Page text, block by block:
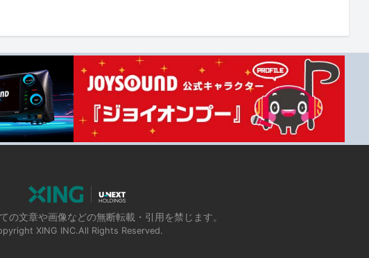
の文章や画像などの無断転載・引用を禁じます。
XING INC.All Rights Reserved.